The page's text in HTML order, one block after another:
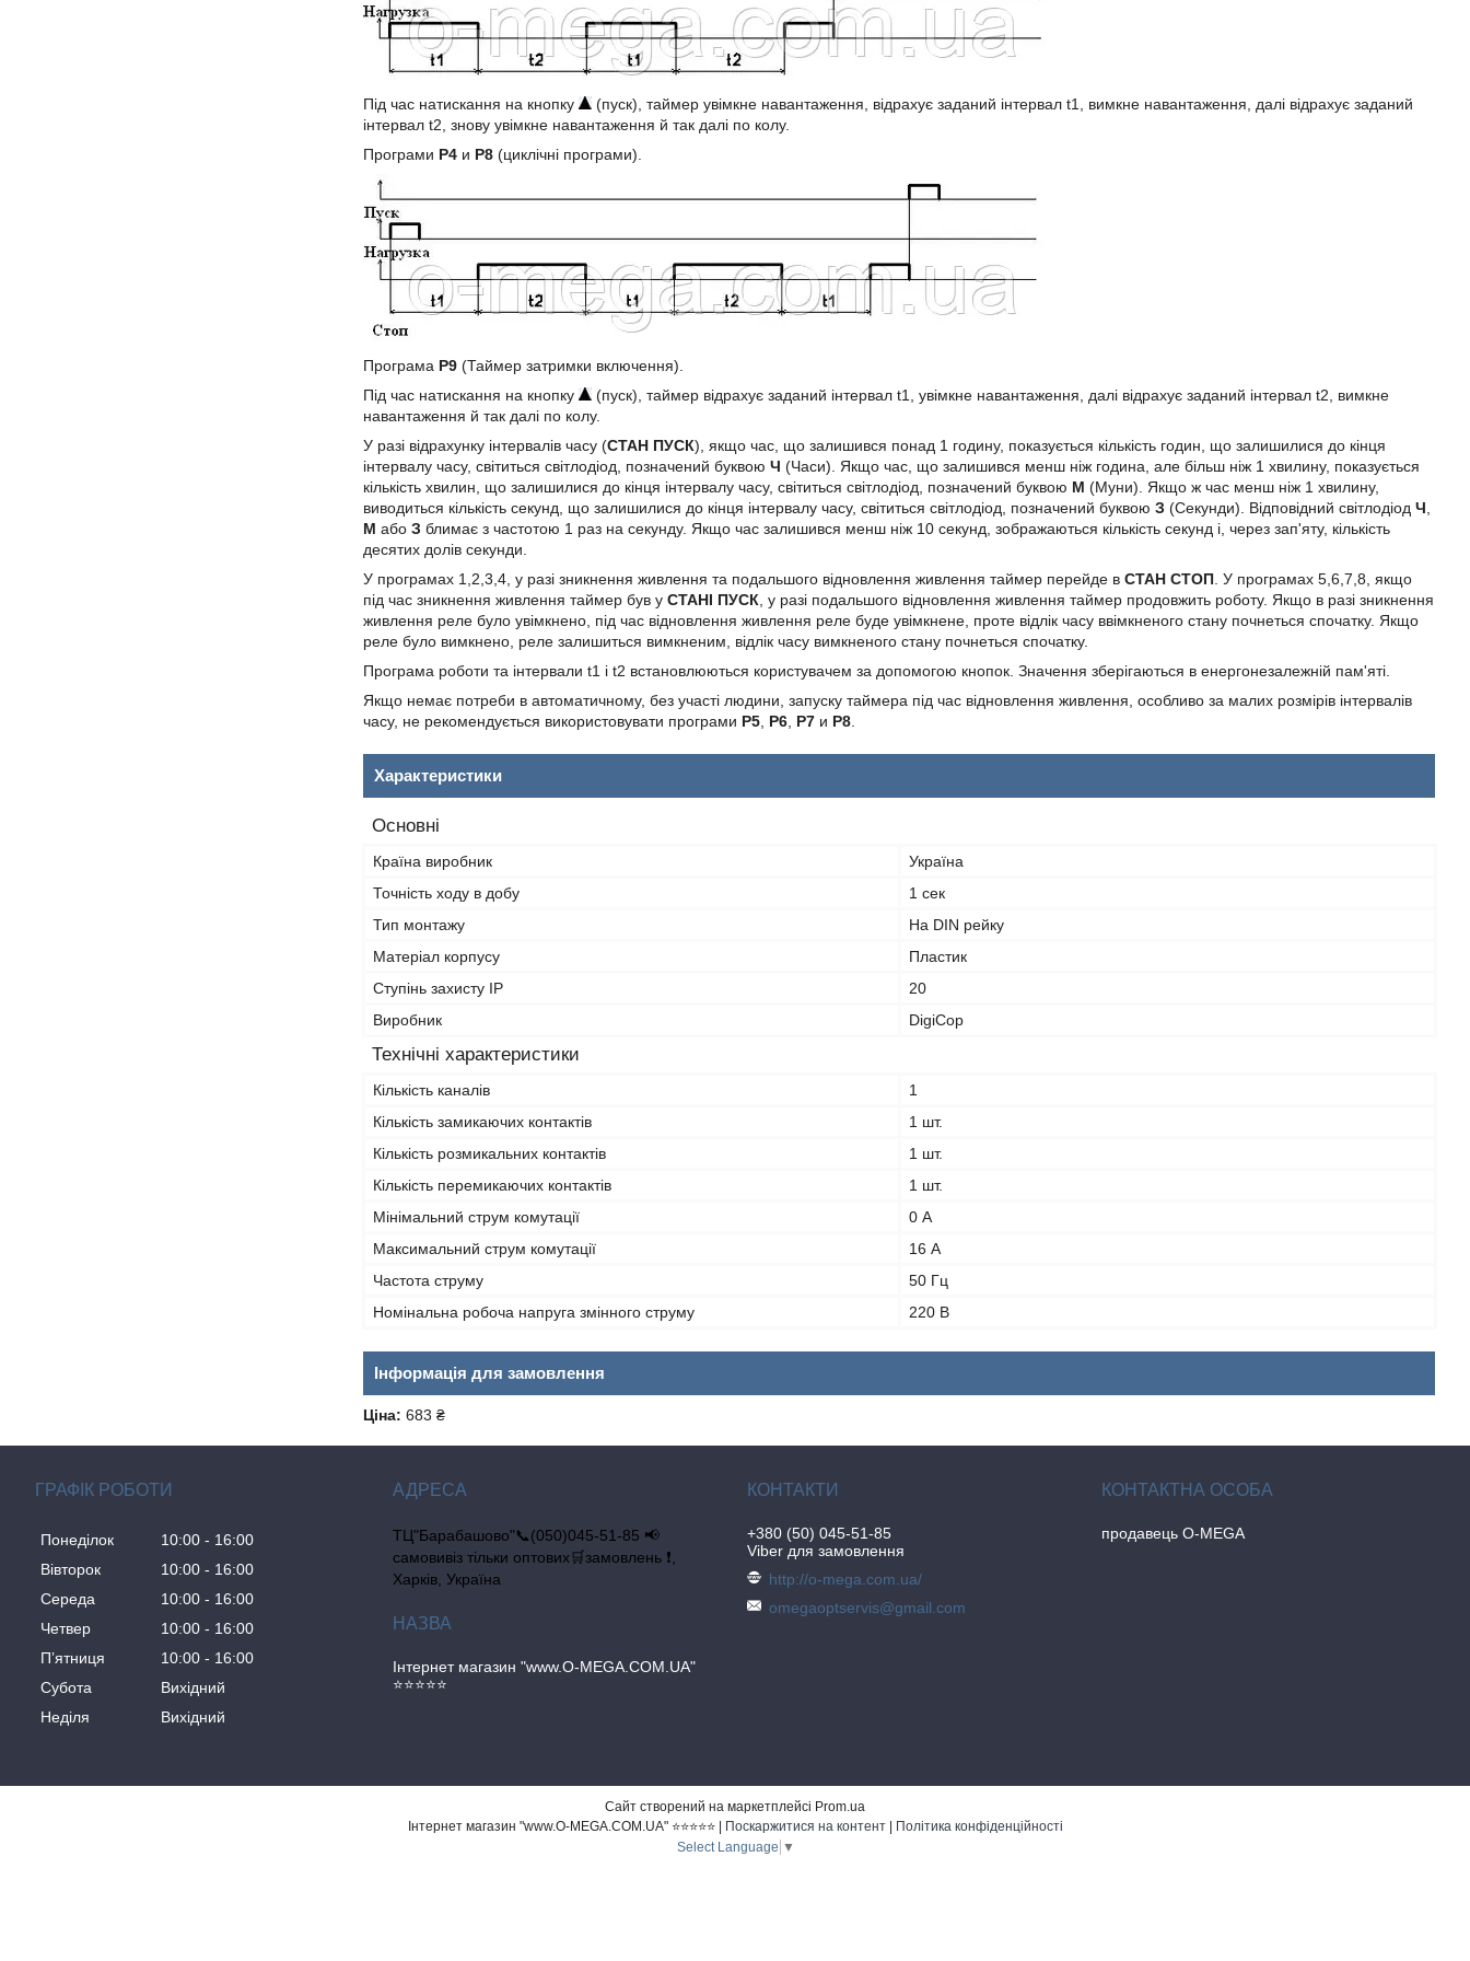
Під час натискання на кнопку
(пуск), таймер увімкне навантаження, відрахує заданий інтервал t1, вимкне навантаження, далі відрахує заданий
інтервал t2, знову увімкне навантаження й так далі по колу.
Програми Р4 и Р8 (циклічні програми).
Програма Р9 (Таймер затримки включення).
Під час натискання на кнопку
(пуск), таймер відрахує заданий інтервал t1, увімкне навантаження, далі відрахує заданий інтервал t2, вимкне
навантаження й так далі по колу.
У разі відрахунку інтервалів часу (СТАН ПУСК), якщо час, що залишився понад 1 годину, показується кількість годин, що залишилися до кінця
інтервалу часу, світиться світлодіод, позначений буквою Ч (Часи). Якщо час, що залишився менш ніж година, але більш ніж 1 хвилину, показується
кількість хвилин, що залишилися до кінця інтервалу часу, світиться світлодіод, позначений буквою М (Муни). Якщо ж час менш ніж 1 хвилину,
виводиться кількість секунд, що залишилися до кінця інтервалу часу, світиться світлодіод, позначений буквою З (Секунди). Відповідний світлодіод Ч
М або З блимає з частотою 1 раз на секунду. Якщо час залишився менш ніж 10 секунд, зображаються кількість секунд і, через зап'яту, кількість
десятих долів секунди.
У програмах 1,2,3,4, у разі зникнення живлення та подальшого відновлення живлення таймер перейде в СТАН СТОП . У програмах 5,6,7,8, якщо
під час зникнення живлення таймер був у СТАНІ ПУСК , у разі подальшого відновлення живлення таймер продовжить роботу. Якщо в разі зникнення
живлення реле було увімкнено, під час відновлення живлення реле буде увімкнене, проте відлік часу ввімкненого стану почнеться спочатку. Якщо
реле було вимкнено, реле залишиться вимкненим, відлік часу вимкненого стану почнеться спочатку.
Програма роботи та інтервали t1 і t2 встановлюються користувачем за допомогою кнопок. Значення зберігаються в енергонезалежній пам'яті.
Якщо немає потреби в автоматичному, без участі людини, запуску таймера під час відновлення живлення, особливо за малих розмірів інтервалів
часу, не рекомендується використовувати програми Р5 Р6 Р7 и Р8
Характеристики
Основні
Країна виробник
Україна
Точність ходу в добу
1 сек
Тип монтажу
На DIN рейку
Матеріал корпусу
Пластик
Ступінь захисту IP
20
Виробник
DigiCop
Технічні характеристики
Кількість каналів
1
Кількість замикаючих контактів
1 шт.
Кількість розмикальних контактів
1 шт.
Кількість перемикаючих контактів
1 шт.
Мінімальний струм комутації
0 А
Максимальний струм комутації
16 А
Частота струму
50 Гц
Номінальна робоча напруга змінного струму
220 В
Інформація для замовлення
Ціна: 683 ₴
ГРАФІК РОБОТИ
Понеділок 10:00
16:00
Вівторок
10:00
16:00
Середа
10:00
16:00
Четвер
10:00
16:00
Пʼятниця
10:00
16:00
Субота
Вихідний
Неділя
Вихідний
ТЦ"Барабашово"📞(050)045-51-85 📢
самовивіз тільки оптових🛒замовлень ❗,
Харків, Україна
Інтернет магазин "www.O-MEGA.COM.UA"
⭐⭐⭐⭐⭐
+380 (50) 045-51-85
Viber для замовлення
http://o-mega.com.ua/
omegaoptservis@gmail.com
продавець O-MEGA
Сайт створений на маркетплейсі Prom.ua
Поскаржитися на контент
Політика конфіденційності
Select Language ▼